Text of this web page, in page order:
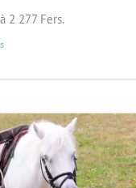
2 277 Fers.